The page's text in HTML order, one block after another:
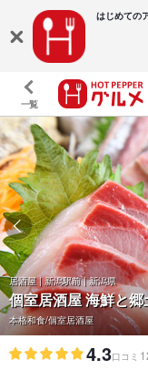
はじめての
一覧
居酒屋 | 新潟駅前 | 新潟県
個室居酒屋 海鮮と
本格和食/個室居酒屋
4.3口コミ